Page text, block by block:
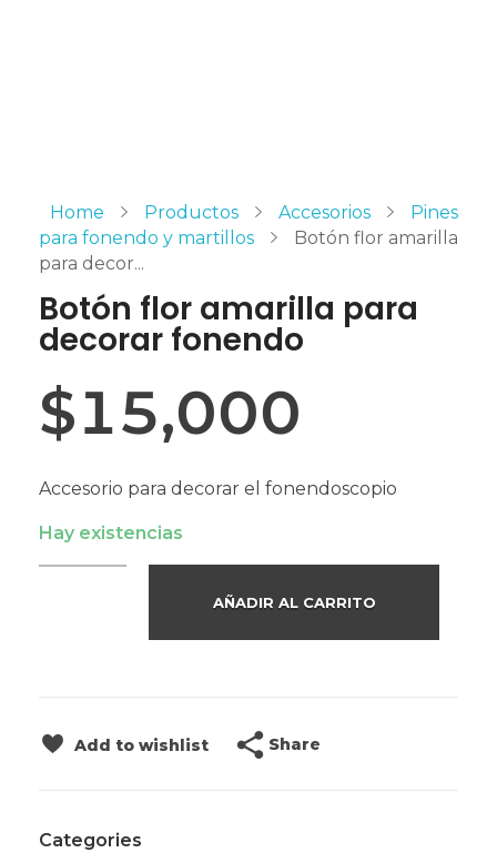
Home Productos Accesorios
Pines
para fonendo y martillos
Botón flor amarilla
para decor...
Botón flor amarilla para
decorar fonendo
$15,000
Accesorio para decorar el fonendoscopio
Hay existencias
AÑADIR AL CARRITO
Add to wishlist Share
Categories